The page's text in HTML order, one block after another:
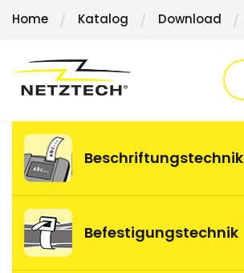
Direkt
Home Katalog Download
Beschriftungstechnik
Befestigungstechnik